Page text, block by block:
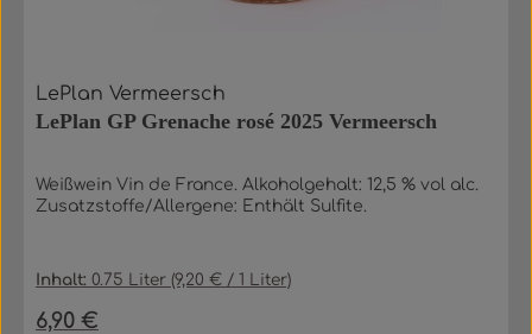
LePlan Vermeersch
LePlan GP Grenache rosé 2025 Vermeersch
Weißwein Vin de France. Alkoholgehalt: 12,5 % vol alc.
Zusatzstoffe/Allergene: Enthält Sulfite.
Inhalt:0.75 Liter (9,20 € / 1 Liter)
Regulärer Preis:
6,90 €